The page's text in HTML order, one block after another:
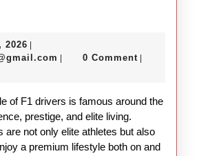
2026 January
31,
seomaster091@gmail.com
0 Comment
of F1 drivers is famous around the
prestige, and elite living.
are not only elite athletes but also
a premium lifestyle both on and